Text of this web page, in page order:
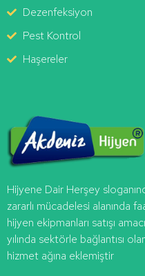
Hijyene Dair Herşey
zararlı mücadelesi alanında
hijyen ekipmanları satışı
yılında sektörle bağlantısı
hizmet ağına eklemiştir
Dezenfeksiyon
Pest Kontrol
Haşereler